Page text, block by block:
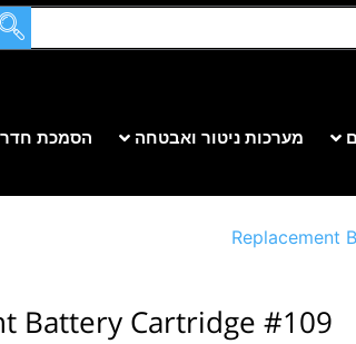
מערכות ניטור ואבטחה הסמכת
Replacement
Battery Cartridge #109